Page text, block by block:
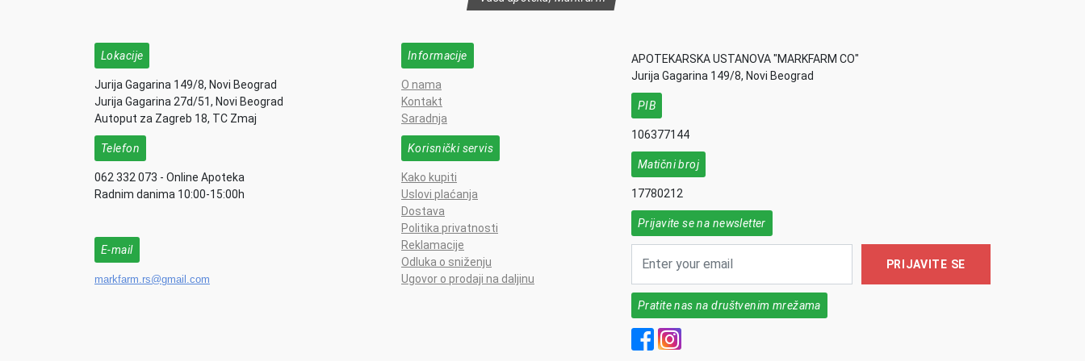
Lokacije
Jurija Gagarina 149/8, Novi Beograd
Jurija Gagarina 27d/51, Novi Beograd
Autoput za Zagreb 18, TC Zmaj
Telefon
062 332 073 - Online Apoteka
Radnim danima 10:00-15:00h
E-mail
markfarm.rs@gmail.com
Informacije
O nama
Kontakt
Saradnja
Korisnički servis
Kako kupiti
Uslovi plaćanja
Dostava
Politika privatnosti
Reklamacije
Odluka o sniženju
Ugovor o prodaji na daljinu
APOTEKARSKA USTANOVA "MARKFARM CO"
Jurija Gagarina 149/8, Novi Beograd
PIB
106377144
Matični broj
17780212
Prijavite se na newsletter
PRIJAVITE SE
Pratite nas na društvenim mrežama